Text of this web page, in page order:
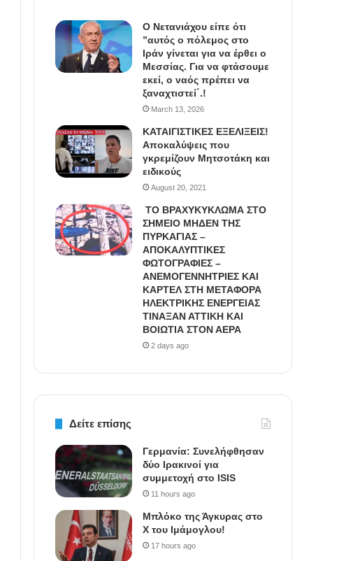
Ο Νετανιάχου είπε ότι
”αυτός ο πόλεμος στο
Ιράν γίνεται για να έρθει ο
Μεσσίας. Για να φτάσουμε
εκεί, ο ναός πρέπει να
ξαναχτιστεί΄.!
March 13, 2026
ΚΑΤΑΙΓΙΣΤΙΚΕΣ ΕΞΕΛΙΞΕΙΣ!
Αποκαλύψεις που
γκρεμίζουν Μητσοτάκη και
ειδικούς
August 20, 2021
ΤΟ ΒΡΑΧΥΚΥΚΛΩΜΑ ΣΤΟ
ΣΗΜΕΙΟ ΜΗΔΕΝ ΤΗΣ
ΠΥΡΚΑΓΙΑΣ –
ΑΠΟΚΑΛΥΠΤΙΚΕΣ
ΦΩΤΟΓΡΑΦΙΕΣ –
ΑΝΕΜΟΓΕΝΝΗΤΡΙΕΣ ΚΑΙ
ΚΑΡΤΕΛ ΣΤΗ ΜΕΤΑΦΟΡΑ
ΗΛΕΚΤΡΙΚΗΣ ΕΝΕΡΓΕΙΑΣ
ΤΙΝΑΞΑΝ ΑΤΤΙΚΗ ΚΑΙ
ΒΟΙΩΤΙΑ ΣΤΟΝ ΑΕΡΑ
2 days ago
Δείτε επίσης
Γερμανία: Συνελήφθησαν
δύο Ιρακινοί για
συμμετοχή στο ISIS
11 hours ago
Μπλόκο της Άγκυρας στο
X του Ιμάμογλου!
17 hours ago